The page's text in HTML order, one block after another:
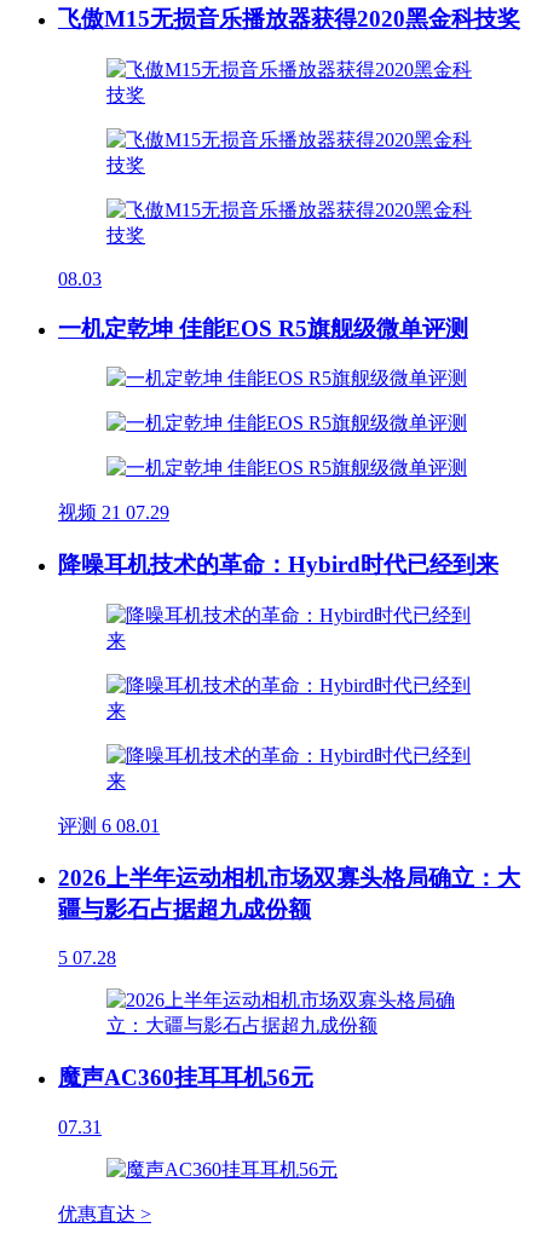
飞傲M15无损音乐播放器获得2020黑金科技奖
08.03
一机定乾坤 佳能EOS R5旗舰级微单评测
视频 21 07.29
降噪耳机技术的革命：Hybird时代已经到来
评测 6 08.01
2026上半年运动相机市场双寡头格局确立：大
疆与影石占据超九成份额
5 07.28
魔声AC360挂耳耳机56元
07.31
优惠直达 >